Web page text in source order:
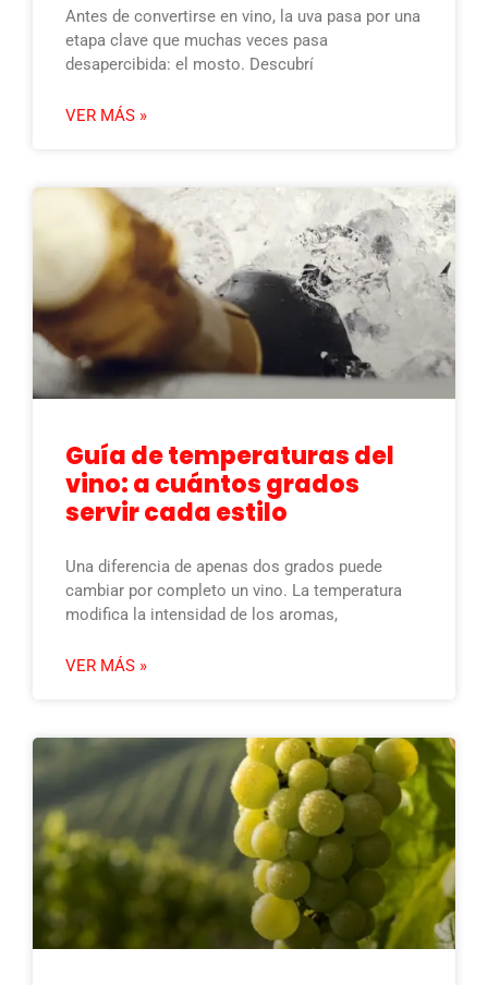
Antes de convertirse en vino, la uva pasa por una
etapa clave que muchas veces pasa
desapercibida: el mosto. Descubrí
VER MÁS »
Guía de temperaturas del
vino: a cuántos grados
servir cada estilo
Una diferencia de apenas dos grados puede
cambiar por completo un vino. La temperatura
modifica la intensidad de los aromas,
VER MÁS »